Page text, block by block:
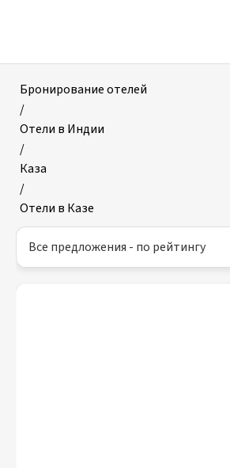
Бронирование отелей
/
Отели в Индии
/
Каза
/
Отели в Казе
Все предложения - по рейтингу